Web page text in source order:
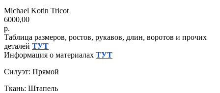
Michael Kotin Tricot
6000,00
р.
Таблица размеров, ростов, рукавов, длин, воротов и прочих
деталей ТУТ
Информация о материалах ТУТ
Силуэт: Прямой
Ткань: Штапель